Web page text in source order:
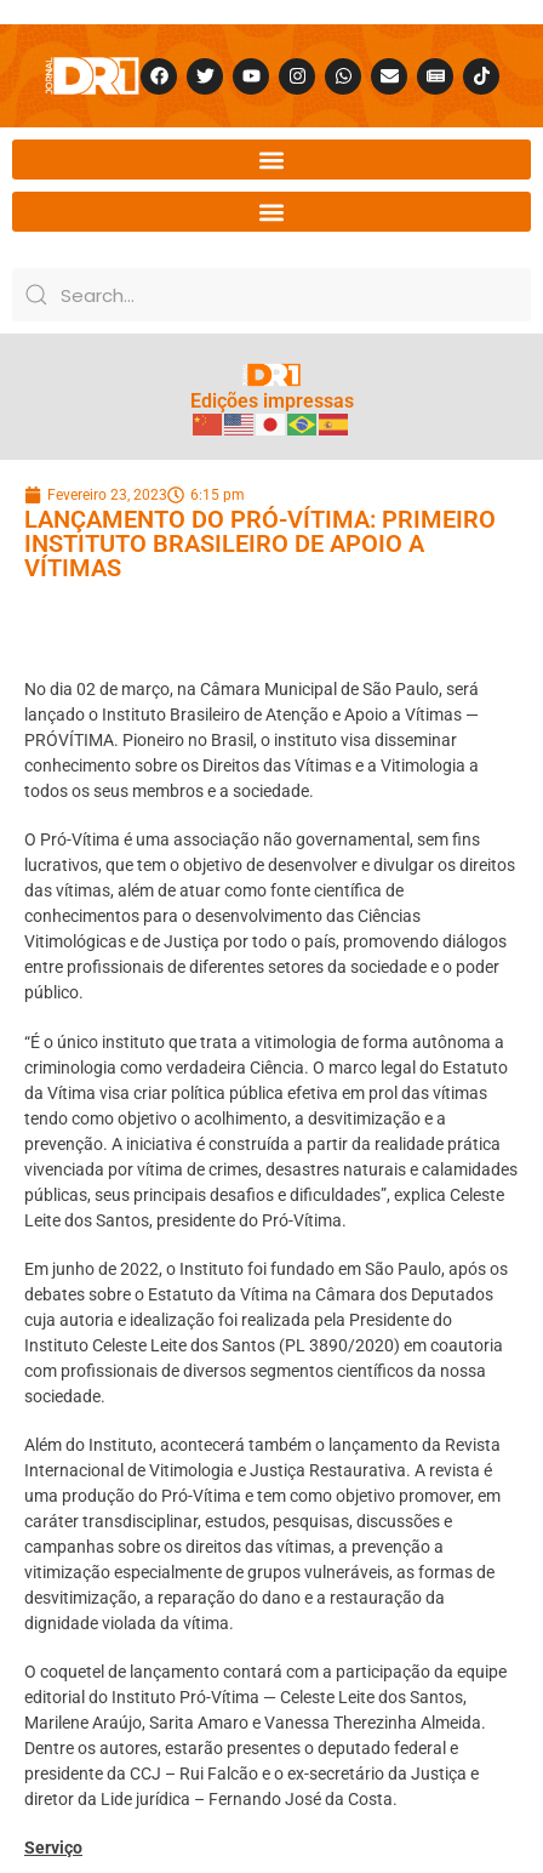
Edições impressas
Fevereiro 23, 2023 6:15 pm
LANÇAMENTO DO PRÓ-VÍTIMA: PRIMEIRO
INSTITUTO BRASILEIRO DE APOIO A
VÍTIMAS
No dia 02 de março, na Câmara Municipal de São Paulo, será
lançado o Instituto Brasileiro de Atenção e Apoio a Vítimas —
PRÓVÍTIMA. Pioneiro no Brasil, o instituto visa disseminar
conhecimento sobre os Direitos das Vítimas e a Vitimologia a
todos os seus membros e a sociedade.
O Pró-Vítima é uma associação não governamental, sem fins
lucrativos, que tem o objetivo de desenvolver e divulgar os direitos
das vítimas, além de atuar como fonte científica de
conhecimentos para o desenvolvimento das Ciências
Vitimológicas e de Justiça por todo o país, promovendo diálogos
entre profissionais de diferentes setores da sociedade e o poder
público.
“É o único instituto que trata a vitimologia de forma autônoma a
criminologia como verdadeira Ciência. O marco legal do Estatuto
da Vítima visa criar política pública efetiva em prol das vítimas
tendo como objetivo o acolhimento, a desvitimização e a
prevenção. A iniciativa é construída a partir da realidade prática
vivenciada por vítima de crimes, desastres naturais e calamidades
públicas, seus principais desafios e dificuldades”, explica Celeste
Leite dos Santos, presidente do Pró-Vítima.
Em junho de 2022, o Instituto foi fundado em São Paulo, após os
debates sobre o Estatuto da Vítima na Câmara dos Deputados
cuja autoria e idealização foi realizada pela Presidente do
Instituto Celeste Leite dos Santos (PL 3890/2020) em coautoria
com profissionais de diversos segmentos científicos da nossa
sociedade.
Além do Instituto, acontecerá também o lançamento da Revista
Internacional de Vitimologia e Justiça Restaurativa. A revista é
uma produção do Pró-Vítima e tem como objetivo promover, em
caráter transdisciplinar, estudos, pesquisas, discussões e
campanhas sobre os direitos das vítimas, a prevenção a
vitimização especialmente de grupos vulneráveis, as formas de
desvitimização, a reparação do dano e a restauração da
dignidade violada da vítima.
O coquetel de lançamento contará com a participação da equipe
editorial do Instituto Pró-Vítima — Celeste Leite dos Santos,
Marilene Araújo, Sarita Amaro e Vanessa Therezinha Almeida.
Dentre os autores, estarão presentes o deputado federal e
presidente da CCJ – Rui Falcão e o ex-secretário da Justiça e
diretor da Lide jurídica – Fernando José da Costa.
Serviço